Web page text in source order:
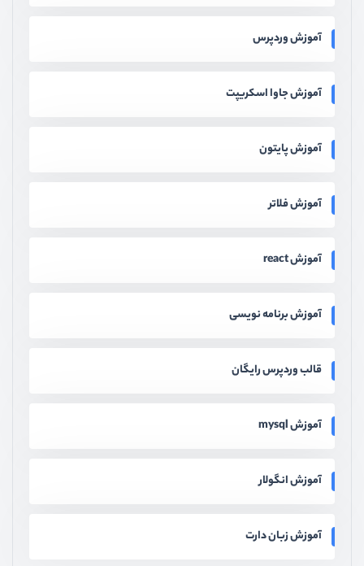
آموزش وردپرس
آموزش جاوا اسکریپت
آموزش پایتون
آموزش فلاتر
آموزش react
آموزش برنامه نویسی
قالب وردپرس رایگان
آموزش mysql
آموزش انگولار
آموزش زبان دارت